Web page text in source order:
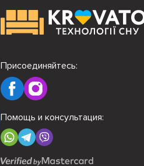
Присоединяйтесь:
Помощь и консультация: